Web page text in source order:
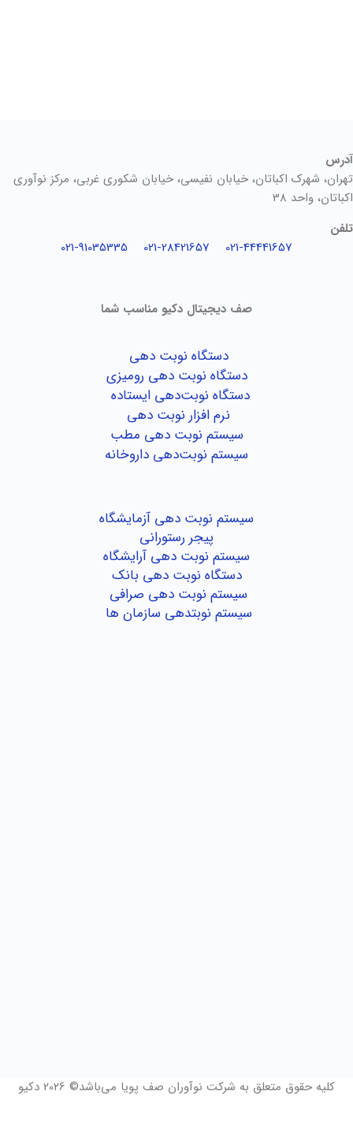
آدرس
تهران، شهرک اکباتان، خیابان نفیسی، خیابان شکوری غربی، مرکز نوآوری
اکباتان، واحد 38
تلفن
021-44441657
021-28421657
021-91035335
صف دیجیتال دکیو مناسب شما
دستگاه نوبت دهی
دستگاه نوبت دهی رومیزی
دستگاه نوبت‌دهی ایستاده
نرم افزار نوبت دهی
سیستم نوبت دهی مطب
سیستم نوبت‌دهی داروخانه
سیستم نوبت دهی آزمایشگاه
پیجر رستورانی
سیستم نوبت دهی آرایشگاه
دستگاه نوبت دهی بانک
سیستم نوبت دهی صرافی
سیستم نوبتدهی سازمان ها
کلیه حقوق متعلق به شرکت نوآوران صف پویا می‌باشد© 2026 دکیو